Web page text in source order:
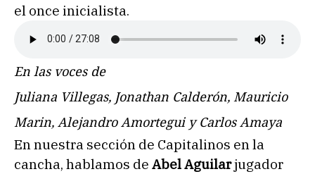
el once inicialista.
En las voces de
Juliana Villegas, Jonathan Calderón, Mauricio
Marin, Alejandro Amortegui y Carlos Amaya
En nuestra sección de Capitalinos en la
cancha, hablamos de Abel Aguilarjugador